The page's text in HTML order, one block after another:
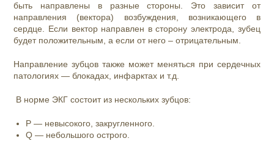
быть направлены в разные стороны. Это зависит от
направления (вектора) возбуждения, возникающего в
сердце. Если вектор направлен в сторону электрода, зубец
будет положительным, а если от него – отрицательным.
Направление зубцов также может меняться при сердечных
патологиях — блокадах, инфарктах и т.д.
В норме ЭКГ состоит из нескольких зубцов:
P — невысокого, закругленного.
Q — небольшого острого.